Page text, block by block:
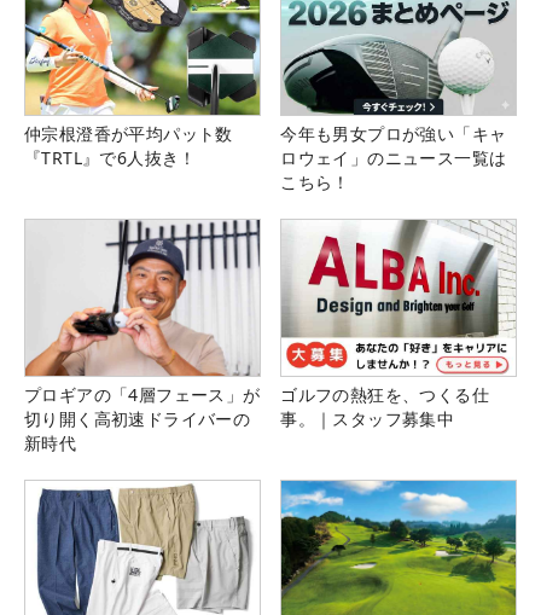
仲宗根澄香が平均パット数
『TRTL』で6人抜き！
今年も男女プロが強い「キャ
ロウェイ」のニュース一覧は
こちら！
プロギアの「4層フェース」が
切り開く高初速ドライバーの
新時代
ゴルフの熱狂を、つくる仕
事。｜スタッフ募集中